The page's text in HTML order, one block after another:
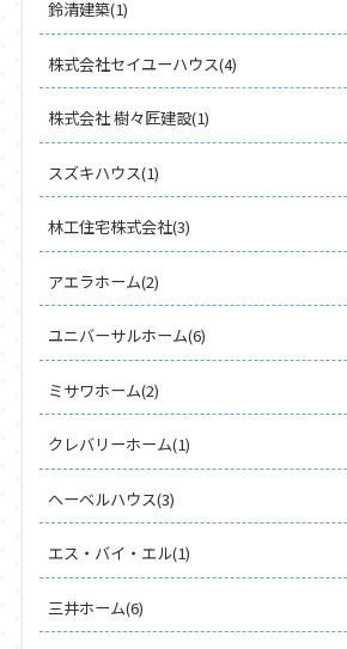
鈴清建築(1)
株式会社セイユーハウス(4)
株式会社 樹々匠建設(1)
スズキハウス(1)
林工住宅株式会社(3)
アエラホーム(2)
ユニバーサルホーム(6)
ミサワホーム(2)
クレバリーホーム(1)
ヘーベルハウス(3)
エス・バイ・エル(1)
三井ホーム(6)